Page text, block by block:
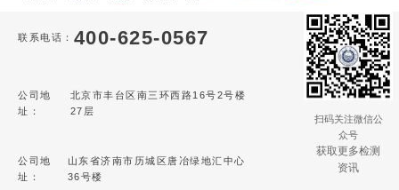
联系电话： 400-625-0567
公司地
址：
北京市丰台区南三环西路16号2号楼
27层
公司地
址：
山东省济南市历城区唐冶绿地汇中心
36号楼
扫码关注微信公
众号
获取更多检测
资讯